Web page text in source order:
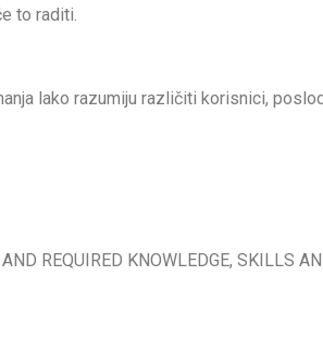
to raditi.
lako razumiju različiti korisnici,
REQUIRED KNOWLEDGE, SKILLS